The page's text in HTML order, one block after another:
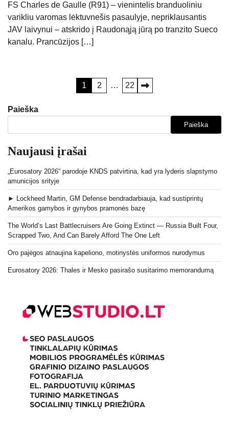
FS Charles de Gaulle (R91) – vienintelis branduoliniu
varikliu varomas lėktuvnešis pasaulyje, nepriklausantis
JAV laivynui – atskrido į Raudonąją jūrą po tranzito Sueco
kanalu. Prancūzijos […]
puslapiavimas
1 2 … 22
Paieška
Paieška
Naujausi įrašai
„Eurosatory 2026“ parodoje KNDS patvirtina, kad yra lyderis slapstymo
amunicijos srityje
► Lockheed Martin, GM Defense bendradarbiauja, kad sustiprintų
Amerikos gamybos ir gynybos pramonės bazę
The World’s Last Battlecruisers Are Going Extinct — Russia Built Four,
Scrapped Two, And Can Barely Afford The One Left
Oro pajėgos atnaujina kapeliono, motinystės uniformos nurodymus
Eurosatory 2026: Thales ir Mesko pasirašo susitarimo memorandumą